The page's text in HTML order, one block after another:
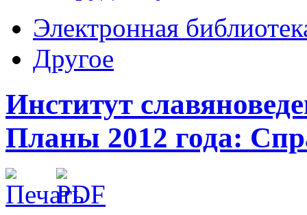
Электронная
Другое
Институт
Планы 2012 года: